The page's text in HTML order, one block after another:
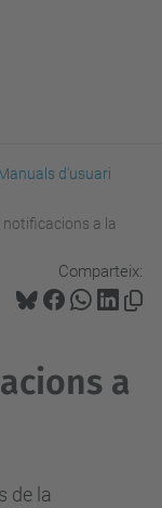
d'usuari
a la
Comparteix:
a
de la